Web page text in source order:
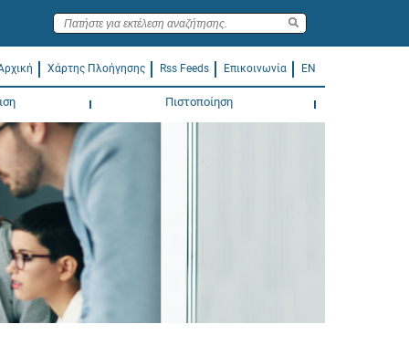
Χάρτης Πλοήγησης Rss Feeds Επικοινωνία EN
Πιστοποίηση